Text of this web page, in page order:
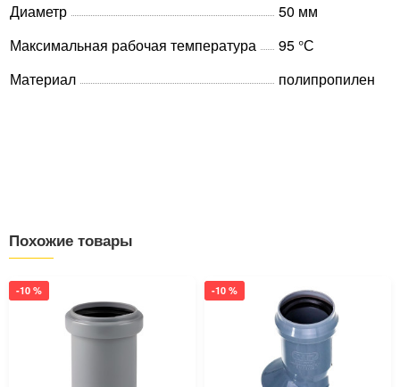
Диаметр
50 мм
Максимальная рабочая температура
95 °С
Материал
полипропилен
Похожие товары
-10 % -10 %